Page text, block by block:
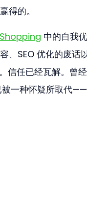
得的。
中的自我
、SEO 优化的废话
信任已经瓦解。曾
一种怀疑所取代